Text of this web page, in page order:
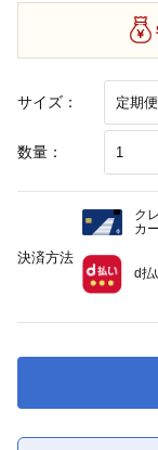
サイズ：
数量：
決済方法
ク
カ
d払